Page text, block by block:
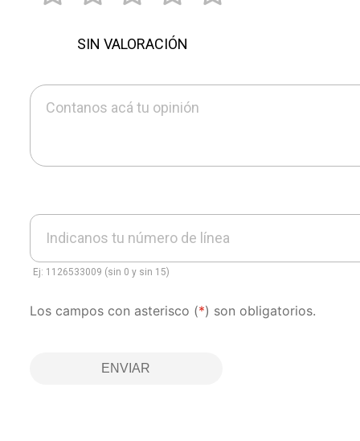
SIN VALORACIÓN
Contanos acá tu opinión
Indicanos tu número de línea
Ej: 1126533009 (sin 0 y sin 15)
Los campos con asterisco (*) son obligatorios.
ENVIAR